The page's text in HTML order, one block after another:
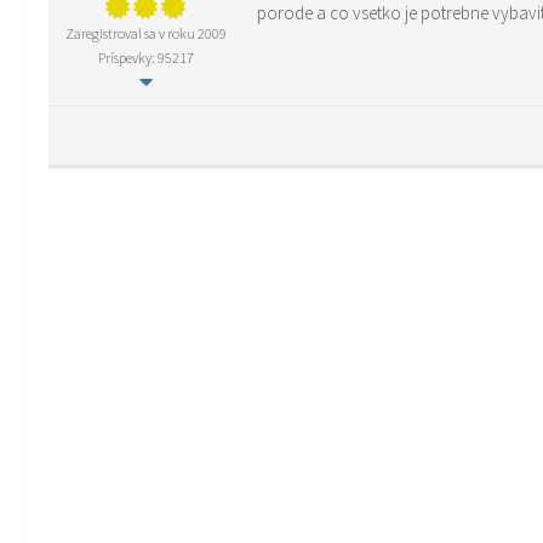
Zaregistroval sa v roku 2009
Príspevky: 95217
porode a co vsetko je potrebne